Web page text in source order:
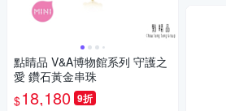
點睛品 V&A博物館系列 守護之
愛 鑽石黃金串珠
$18,180 9折